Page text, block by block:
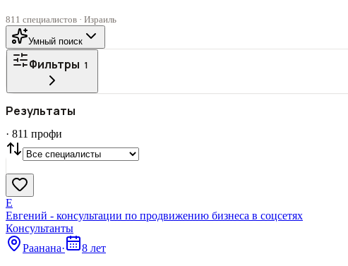
811 специалистов · Израиль
Умный поиск
Фильтры 1
СТАТУС
Нашли 811
Сбросить
Результаты
· 811 профи
Е
Евгений - консультации по продвижению бизнеса в соцсетях
Консультанты
Раанана·
8 лет